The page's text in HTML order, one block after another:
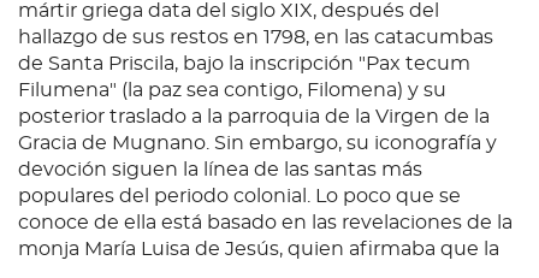
mártir griega data del siglo XIX, después del
hallazgo de sus restos en 1798, en las catacumbas
de Santa Priscila, bajo la inscripción "Pax tecum
Filumena" (la paz sea contigo, Filomena) y su
posterior traslado a la parroquia de la Virgen de la
Gracia de Mugnano. Sin embargo, su iconografía y
devoción siguen la línea de las santas más
populares del periodo colonial. Lo poco que se
conoce de ella está basado en las revelaciones de la
monja María Luisa de Jesús, quien afirmaba que la